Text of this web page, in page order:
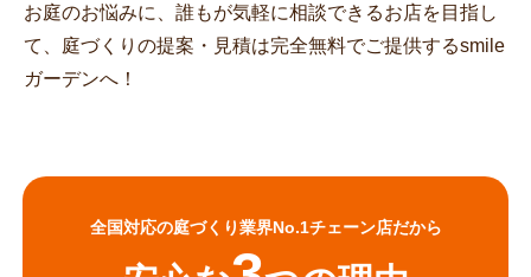
お庭のお悩みに、誰もが気軽に相談できるお店を目指し
て、庭づくりの提案・見積は完全無料でご提供するsmile
ガーデンへ！
全国対応の庭づくり業界No.1チェーン店だから